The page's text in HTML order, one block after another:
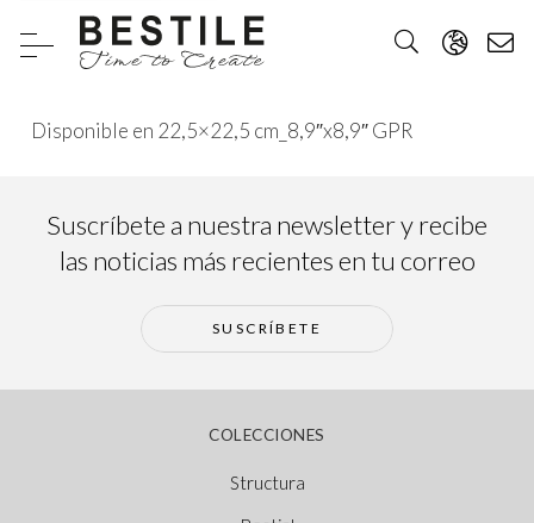
Disponible en 22,5×22,5 cm_8,9″x8,9″ GPR
Suscríbete a nuestra newsletter y recibe
las noticias más recientes en tu correo
SUSCRÍBETE
COLECCIONES
Structura